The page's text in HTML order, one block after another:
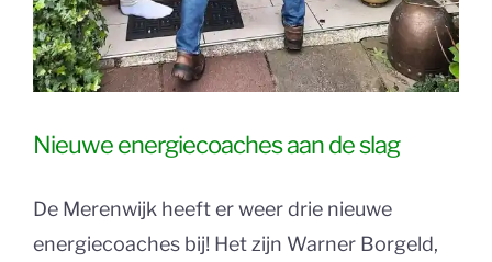
Nieuwe energiecoaches aan de slag
De Merenwijk heeft er weer drie nieuwe
energiecoaches bij! Het zijn Warner Borgeld,